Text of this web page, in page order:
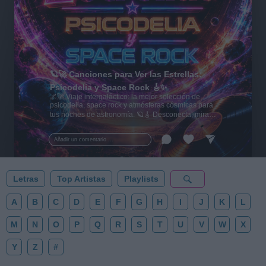
Añadir un comentario ...
🪐🚀 Canciones para Ver las Estrellas:
Psicodelia y Space Rock 🎸✨
🌌🚀 Viaje intergaláctico: la mejor selección de
psicodelia, space rock y atmósferas cósmicas para
tus noches de astronomía. 🪐🎸 Desconecta, mira
al firmamento y siente la gravedad cero. 💾 ¡Guarda
esta colección para tu próxima noche estrellada!
✨⭐
Letras Top Artistas Playlists
A B C D E F G H I J K L
M N O P Q R S T U V W X
Y Z #